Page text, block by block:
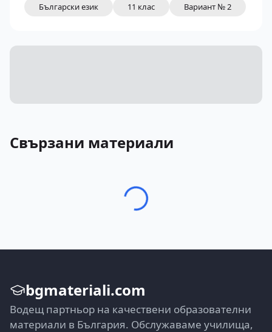
Български език
11 клас Вариант № 2
Свързани материали
bgmateriali.com
Водещ партньор на качествени образователни
материали в България. Обслужаваме училища,